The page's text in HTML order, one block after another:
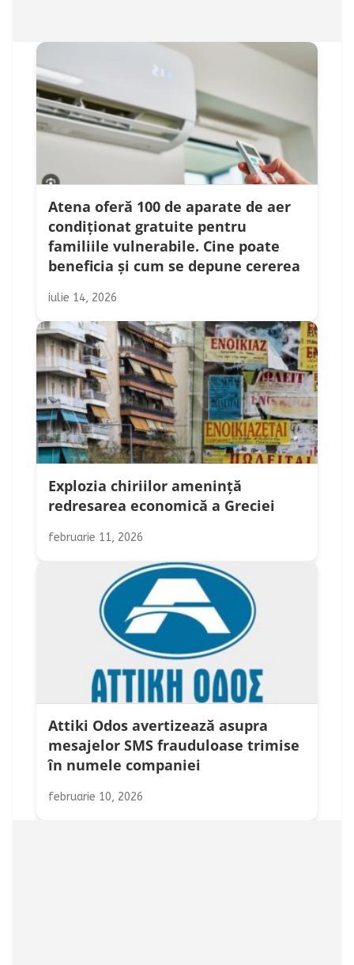
Atena oferă 100 de aparate de aer
condiționat gratuite pentru
familiile vulnerabile. Cine poate
beneficia și cum se depune cererea
iulie 14, 2026
Explozia chiriilor amenință
redresarea economică a Greciei
februarie 11, 2026
Attiki Odos avertizează asupra
mesajelor SMS frauduloase trimise
în numele companiei
februarie 10, 2026